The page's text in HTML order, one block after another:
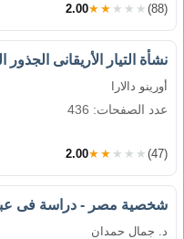
2.00★★★★★ (88)
نشأة التيار الأريقانى الجذور
أورينو دالارا
عدد الصفحات: 436
2.00★★★★★ (47)
شخصية مصر - دراسة فى
د. جمال حمدان